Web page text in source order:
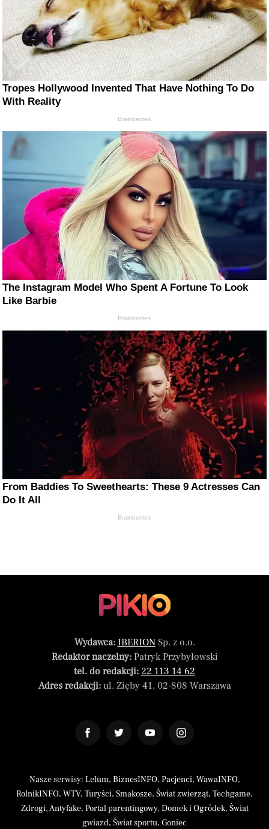
Tropes Hollywood Invented That Have Nothing To Do
With Reality
Brainberries
The Instagram Model Who Spent A Fortune To Look
Like Barbie
Brainberries
From Baddies To Sweethearts: These 9 Actresses Can
Do It All
Brainberries
Wydawca: IBERIONSp. z o.o.
Redaktor naczelny:Patryk Przybyłowski
tel. do redakcji: 22 113 14 62
Adres redakcji:ul. Zięby 41, 02-808 Warszawa
Nasze serwisy: Lelum, BiznesINFO, Pacjenci, WawaINFO,
RolnikINFO, WTV, Turyści, Smakosze, Świat zwierząt, Techgame,
Zdrogi,Antyfake, Portal parentingowy, Domek i Ogródek, Świat
gwiazd, Świat sportu, Goniec